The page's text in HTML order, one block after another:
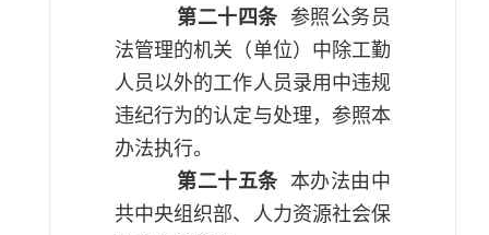
第二十四条
参照公务员
法管理的机关（单位）中除工勤
人员以外的工作人员录用中违规
违纪行为的认定与处理，参照本
办法执行。
第二十五条
本办法由中
共中央组织部、人力资源社会保